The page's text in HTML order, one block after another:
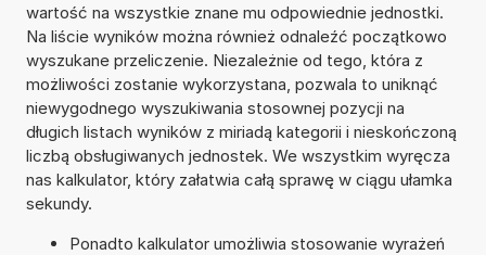
wartość na wszystkie znane mu odpowiednie jednostki.
Na liście wyników można również odnaleźć początkowo
wyszukane przeliczenie. Niezależnie od tego, która z
możliwości zostanie wykorzystana, pozwala to uniknąć
niewygodnego wyszukiwania stosownej pozycji na
długich listach wyników z miriadą kategorii i nieskończoną
liczbą obsługiwanych jednostek. We wszystkim wyręcza
nas kalkulator, który załatwia całą sprawę w ciągu ułamka
sekundy.
Ponadto kalkulator umożliwia stosowanie wyrażeń